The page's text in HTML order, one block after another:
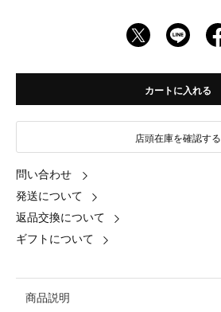
カートに入れる
店頭在庫を確認する
問い合わせ
発送について
返品交換について
ギフトについて
商品説明